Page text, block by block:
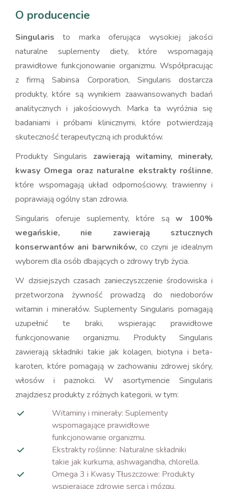
O producencie
Singularis to marka oferująca wysokiej jakości
naturalne suplementy diety, które wspomagają
prawidłowe funkcjonowanie organizmu. Współpracując
z firmą Sabinsa Corporation, Singularis dostarcza
produkty, które są wynikiem zaawansowanych badań
analitycznych i jakościowych. Marka ta wyróżnia się
badaniami i próbami klinicznymi, które potwierdzają
skuteczność terapeutyczną ich produktów.
Produkty Singularis zawierają witaminy, minerały,
kwasy Omega oraz naturalne ekstrakty roślinne,
które wspomagają układ odpornościowy, trawienny i
poprawiają ogólny stan zdrowia.
Singularis oferuje suplementy, które sąw 100%
wegańskie, nie zawierają sztucznych
konserwantów ani barwników, co czyni je idealnym
wyborem dla osób dbających o zdrowy tryb życia.
W dzisiejszych czasach zanieczyszczenie środowiska i
przetworzona żywność prowadzą do niedoborów
witamin i minerałów. Suplementy Singularis pomagają
uzupełnić te braki, wspierając prawidłowe
funkcjonowanie organizmu. Produkty Singularis
zawierają składniki takie jak kolagen, biotyna i beta-
karoten, które pomagają w zachowaniu zdrowej skóry,
włosów i paznokci. W asortymencie Singularis
znajdziesz produkty z różnych kategorii, w tym:
Witaminy i minerały: Suplementy
wspomagające prawidłowe
funkcjonowanie organizmu.
Ekstrakty roślinne: Naturalne składniki
takie jak kurkuma, ashwagandha, chlorella.
Omega 3 i Kwasy Tłuszczowe: Produkty
wspierające zdrowie serca i mózgu.